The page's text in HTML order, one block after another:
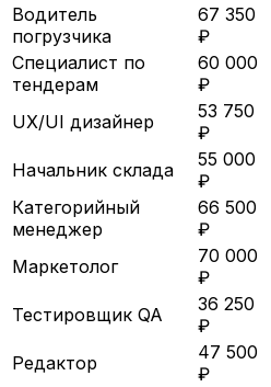
Водитель
погрузчика
67 350
₽
Специалист по
тендерам
60 000
₽
UX/UI дизайнер
53 750
₽
Начальник склада
55 000
₽
Категорийный
менеджер
66 500
₽
Маркетолог
70 000
₽
Тестировщик QA
36 250
₽
Редактор
47 500
₽